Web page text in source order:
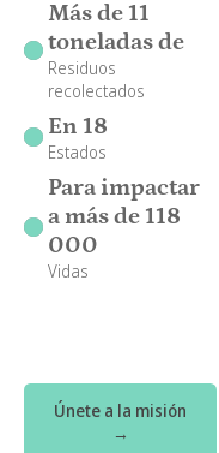
Más de 11
toneladas de
Residuos
recolectados
En 18
Estados
Para impactar
a más de 118
000
Vidas
Únete a la misión
→